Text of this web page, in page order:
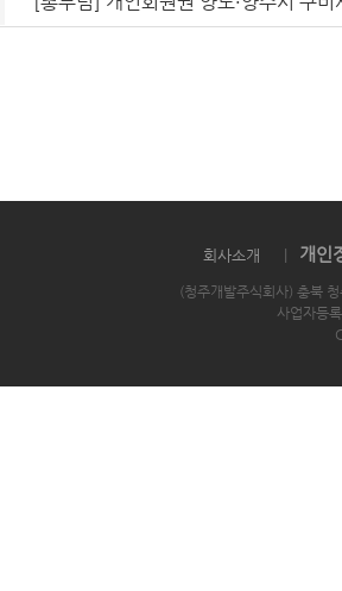
회사소개 개인
(청주개발주식회사) 충북
사업자등